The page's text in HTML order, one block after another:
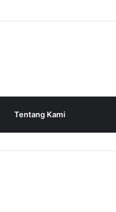
Tentang Kami